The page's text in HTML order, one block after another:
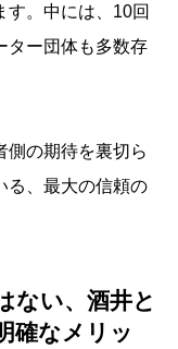
す。中には、10回
ター団体も多数存
側の期待を裏切ら
る、最大の信頼の
ない、酒井と
確なメリッ